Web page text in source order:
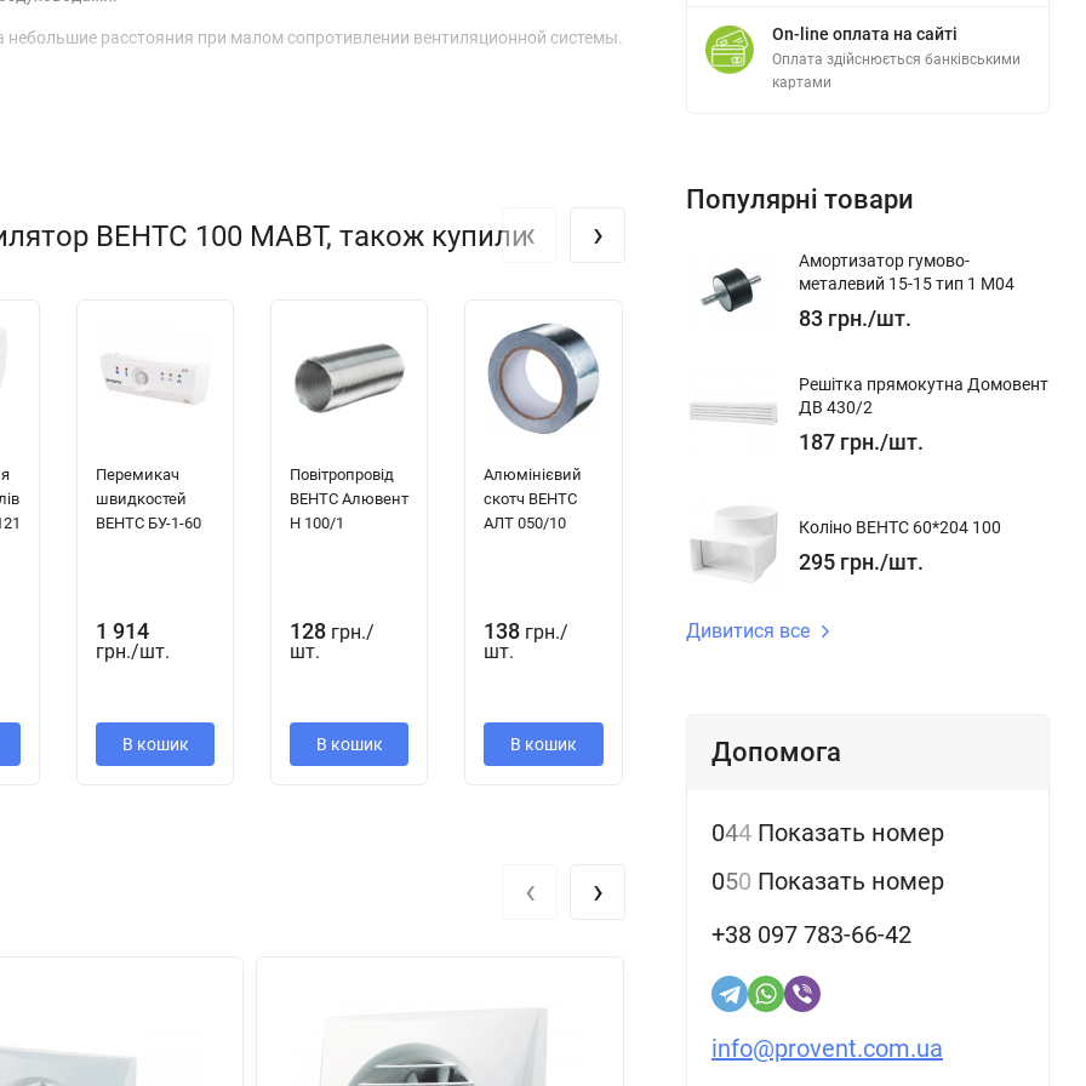
расстояния при малом сопротивлении вентиляционной системы.
плавное открывание и закрывание автоматических жалюзи,
выключателя
. При потолочном монтаже вентилятора опция не
ВЕНТС 100 МАВТ, також купили
Перемикач
швидкостей
ВЕНТС БУ-1-60
1 914
грн./шт.
В кошик
Повітропровід
ВЕНТС Алювент
Н 100/1
128 грн./
шт.
В кошик
Алюмінієвий
скотч ВЕНТС
АЛТ 050/10
138 грн./
шт.
В кошик
круглих каналів
ВЕНТС d 100 151
124 грн./
В кошик
1005
‹ ›
‹ ›
On-line оплата на сайті
Оплата здійснюється банківськими
картами
Популярні товари
Амортизатор гумово-
металевий 15-15 тип 1 M04
83 грн./шт.
Решітка прямокутна Домовент
ДВ 430/2
187 грн./шт.
Коліно ВЕНТС 60*204 100
295 грн./шт.
Дивитися все
Допомога
044 Показать номер
050 Показать номер
+38 097 783-66-42
info@provent.com.ua